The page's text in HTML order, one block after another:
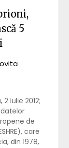
5
2 iulie 2012;
datelor
de
care
din 1978,